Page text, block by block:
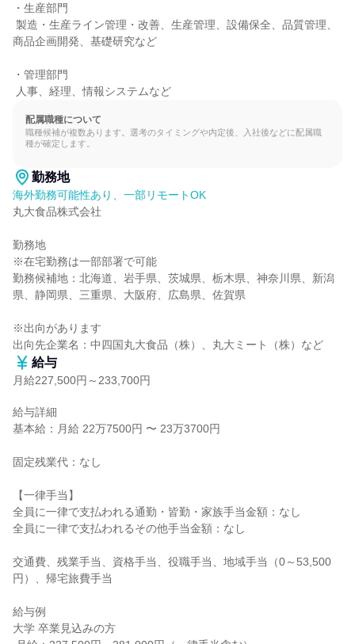
・生産部門
商品企画開発、基礎研究など
・管理部門
人事、経理、情報システムなど
配属職種について
職種候補が複数あります。選考のタイミングや内定後、入社後などに配属職
種が確定します。
勤務地
海外勤務可能性あり、一部リモートOK
丸大食品株式会社
勤務地
※在宅勤務は一部部署で可能
勤務候補地：北海道、岩手県、茨城県、栃木県、神奈川県、新潟
県、静岡県、三重県、大阪府、広島県、佐賀県
※出向があります
出向先企業名：中四国丸大食品（株）、丸大ミート（株）など
給与
月給227,500円～233,700円
給与詳細
基本給：月給 22万7500円 〜 23万3700円
固定残業代：なし
【一律手当】
全員に一律で支払われる通勤・皆勤・家族手当金額：なし
全員に一律で支払われるその他手当金額：なし
交通費、残業手当、資格手当、役職手当、地域手当（0～53,500
円）、帰宅旅費手当
給与例
大学 卒業見込みの方